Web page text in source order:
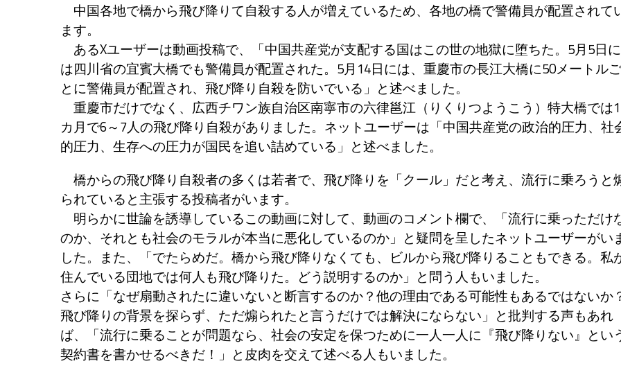
中国各地で橋から飛び降りて自殺する人が増えているため、各地の橋で警備員が配置されて
ます。
あるXユーザーは動画投稿で、「中国共産党が支配する国はこの世の地獄に堕ちた。5月5日に
は四川省の宜賓大橋でも警備員が配置された。5月14日には、重慶市の長江大橋に50メートルご
とに警備員が配置され、飛び降り自殺を防いでいる」と述べました。
重慶市だけでなく、広西チワン族自治区南寧市の六律邕江（りくりつようこう）特大橋では1
カ月で6～7人の飛び降り自殺がありました。ネットユーザーは「中国共産党の政治的圧力、社
的圧力、生存への圧力が国民を追い詰めている」と述べました。
橋からの飛び降り自殺者の多くは若者で、飛び降りを「クール」だと考え、流行に乗ろうと
られていると主張する投稿者がいます。
明らかに世論を誘導しているこの動画に対して、動画のコメント欄で、「流行に乗っただけ
のか、それとも社会のモラルが本当に悪化しているのか」と疑問を呈したネットユーザーがい
した。また、「でたらめだ。橋から飛び降りなくても、ビルから飛び降りることもできる。私
住んでいる団地では何人も飛び降りた。どう説明するのか」と問う人もいました。
さらに「なぜ扇動されたに違いないと断言するのか？他の理由である可能性もあるではないか
飛び降りの背景を探らず、ただ煽られたと言うだけでは解決にならない」と批判する声もあれ
ば、「流行に乗ることが問題なら、社会の安定を保つために一人一人に『飛び降りない』とい
契約書を書かせるべきだ！」と皮肉を交えて述べる人もいました。